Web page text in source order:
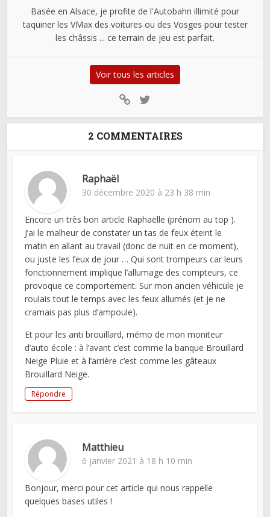
Basée en Alsace, je profite de l'Autobahn illimité pour
taquiner les VMax des voitures ou des Vosges pour tester
les châssis ... ce terrain de jeu est parfait.
Voir tous les articles
2 COMMENTAIRES
Raphaël
30 décembre 2020 à 23 h 38 min
Encore un très bon article Raphaëlle (prénom au top ).
J’ai le malheur de constater un tas de feux éteint le
matin en allant au travail (donc de nuit en ce moment),
ou juste les feux de jour … Qui sont trompeurs car leurs
fonctionnement implique l’allumage des compteurs, ce
provoque ce comportement. Sur mon ancien véhicule je
roulais tout le temps avec les feux allumés (et je ne
cramais pas plus d’ampoule).
Et pour les anti brouillard, mémo de mon moniteur
d’auto école : à l’avant c’est comme la banque Brouillard
Neige Pluie et à l’arrière c’est comme les gâteaux
Brouillard Neige.
Répondre
Matthieu
6 janvier 2021 à 18 h 10 min
Bonjour, merci pour cet article qui nous rappelle
quelques bases utiles !